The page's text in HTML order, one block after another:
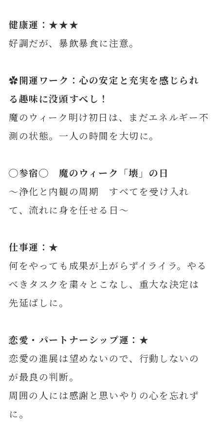
健康運：★★★
好調だが、暴飲暴食に注意。
✿開運ワーク：心の安定と充実を感じられ
る趣味に没頭すべし！
魔のウィーク明け初日は、まだエネルギー不
測の状態。一人の時間を大切に。
◯参宿◯ 魔のウィーク「壊」の日
～浄化と内観の周期 すべてを受け入れ
て、流れに身を任せる日～
仕事運：★
何をやっても成果が上がらずイライラ。やる
べきタスクを粛々とこなし、重大な決定は
先延ばしに。
恋愛・パートナーシップ運：★
恋愛の進展は望めないので、行動しないの
が最良の判断。
周囲の人には感謝と思いやりの心を忘れず
に。